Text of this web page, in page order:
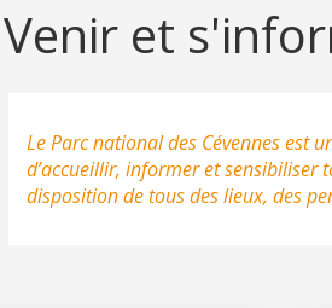
Venir et
Le Parc national des Cévennes est
d’accueillir, informer et sensibiliser
disposition de tous des lieux, des